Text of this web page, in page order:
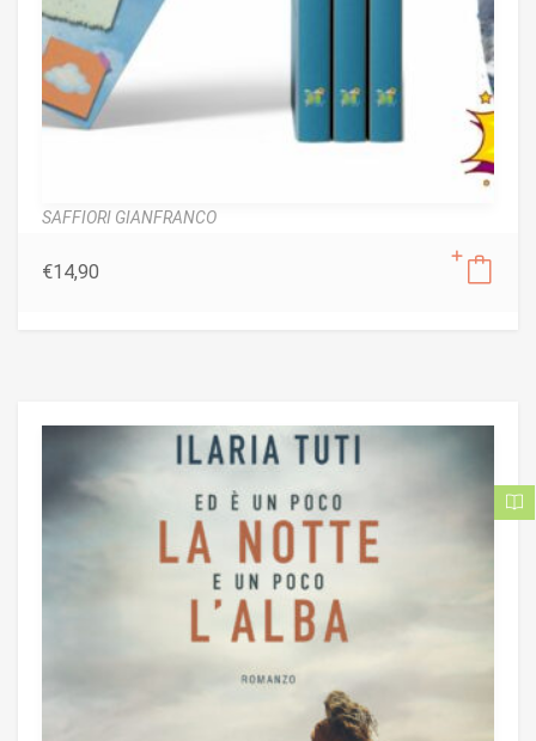
SAFFIORI GIANFRANCO
€14,90